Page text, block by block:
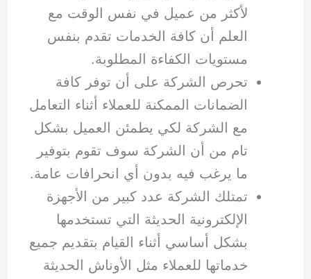
لأكثر من عميل في نفس الوقت مع
العلم أن كافة الخدمات تقدم بنفس
مستويات الكفاءة المطلوبة.
تحرص الشركة على أن توفر كافة
الضمانات الممكنة للعملاء أثناء التعامل
مع الشركة لكي يطمئن العميل بشكل
تام من أن الشركة سوف تقوم بتوفير
ما يرغب فيه بدون أي انحرافات عامة.
تمتلك الشركة عدد كبير من الأجهزة
الإلكترونية الحديثة التي تستخدمها
بشكل أساسي أثناء القيام بتقديم جميع
خدماتها للعملاء مثل الأوناش الحديثة